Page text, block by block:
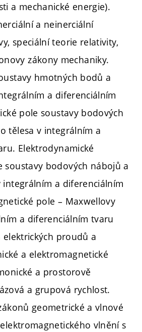
a mechanické energie).
a neinerciální
speciální teorie relativity,
zákony mechaniky.
hmotných bodů a
a diferenciálním
pole soustavy bodových
tělesa v integrálním a
Elektrodynamické
soustavy bodových nábojů a
a diferenciálním
pole – Maxwellovy
a diferenciálním tvaru
proudů a
a elektromagnetické
a prostorově
a grupová rychlost.
geometrické a vlnové
vlnění s